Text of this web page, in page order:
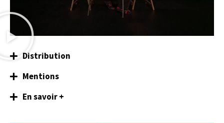
Distribution
Mentions
En savoir +